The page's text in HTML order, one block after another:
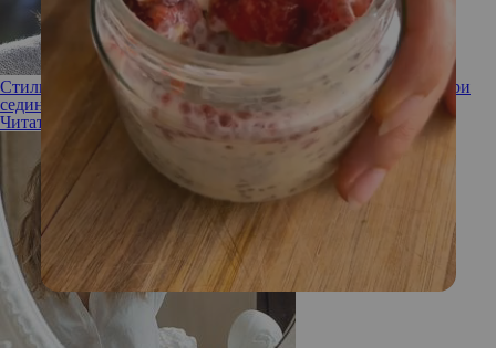
Стильно, модно, благородно: каким должен быть макияж при
седине
Читать полностью